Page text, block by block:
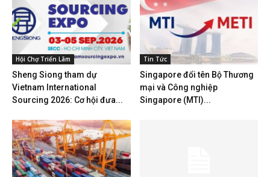
Hội Chợ Triển Lãm
Sheng Siong tham dự
Vietnam International
Sourcing 2026: Cơ hội đưa...
Tin Tức
Singapore đổi tên Bộ Thương
mại và Công nghiệp
Singapore (MTI)...